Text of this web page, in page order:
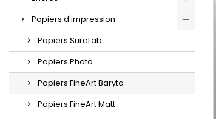
Papiers d'impression
Papiers SureLab
Papiers Photo
Papiers FineArt Baryta
Papiers FineArt Matt